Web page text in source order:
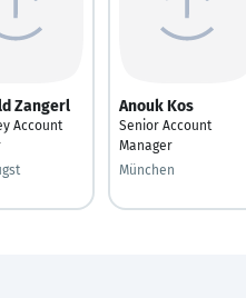
Zangerl
Account
Anouk Kos
Senior Account
Manager
München